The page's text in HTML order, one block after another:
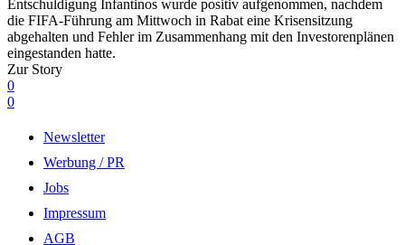
Entschuldigung Infantinos wurde positiv aufgenommen, nachdem
die FIFA-Führung am Mittwoch in Rabat eine Krisensitzung
abgehalten und Fehler im Zusammenhang mit den Investorenplänen
eingestanden hatte.
Zur Story
0
0
Newsletter
Werbung / PR
Jobs
Impressum
AGB